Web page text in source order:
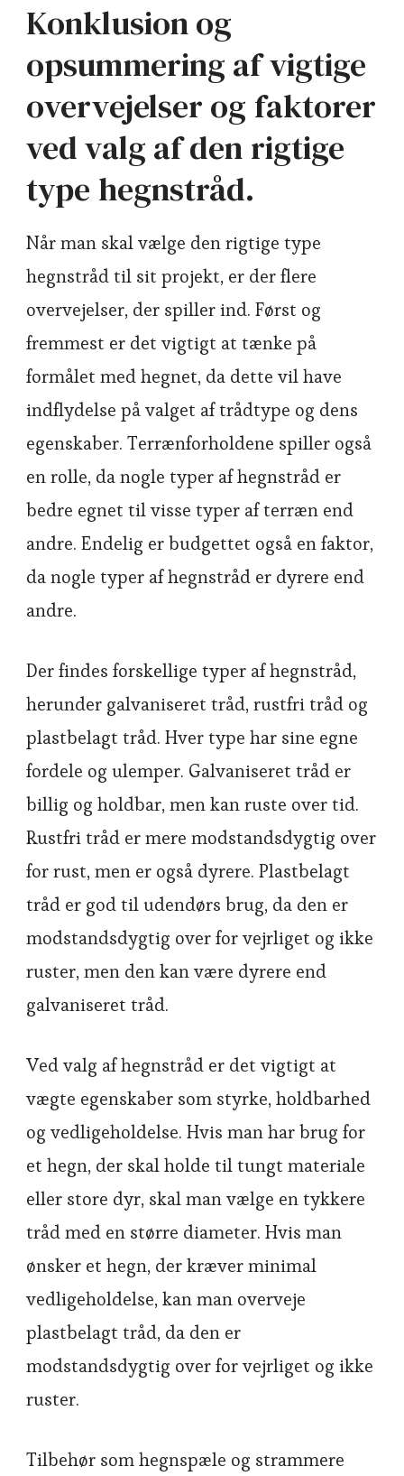
Konklusion og
opsummering af vigtige
overvejelser og faktorer
ved valg af den rigtige
type hegnstråd.
Når man skal vælge den rigtige type
hegnstråd til sit projekt, er der flere
overvejelser, der spiller ind. Først og
fremmest er det vigtigt at tænke på
formålet med hegnet, da dette vil have
indflydelse på valget af trådtype og dens
egenskaber. Terrænforholdene spiller også
en rolle, da nogle typer af hegnstråd er
bedre egnet til visse typer af terræn end
andre. Endelig er budgettet også en faktor,
da nogle typer af hegnstråd er dyrere end
andre.
Der findes forskellige typer af hegnstråd,
herunder galvaniseret tråd, rustfri tråd og
plastbelagt tråd. Hver type har sine egne
fordele og ulemper. Galvaniseret tråd er
billig og holdbar, men kan ruste over tid.
Rustfri tråd er mere modstandsdygtig over
for rust, men er også dyrere. Plastbelagt
tråd er god til udendørs brug, da den er
modstandsdygtig over for vejrliget og ikke
ruster, men den kan være dyrere end
galvaniseret tråd.
Ved valg af hegnstråd er det vigtigt at
vægte egenskaber som styrke, holdbarhed
og vedligeholdelse. Hvis man har brug for
et hegn, der skal holde til tungt materiale
eller store dyr, skal man vælge en tykkere
tråd med en større diameter. Hvis man
ønsker et hegn, der kræver minimal
vedligeholdelse, kan man overveje
plastbelagt tråd, da den er
modstandsdygtig over for vejrliget og ikke
ruster.
Tilbehør som hegnspæle og strammere